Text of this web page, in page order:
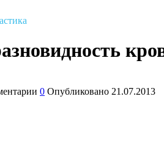
0 Опубликовано 21.07.2013